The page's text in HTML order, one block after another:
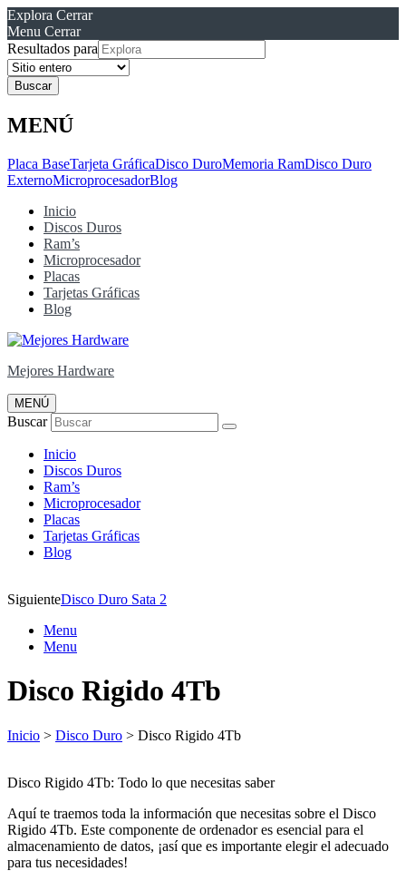
Explora Cerrar
Menu Cerrar
Resultados para
MENÚ
Placa BaseTarjeta GráficaDisco DuroMemoria RamDisco Duro
ExternoMicroprocesadorBlog
Inicio
Discos Duros
Ram’s
Microprocesador
Placas
Tarjetas Gráficas
Blog
Mejores Hardware
MENÚ
Buscar
Inicio
Discos Duros
Ram’s
Microprocesador
Placas
Tarjetas Gráficas
Blog
SiguienteDisco Duro Sata 2
Menu
Menu
Disco Rigido 4Tb
Inicio > Disco Duro > Disco Rigido 4Tb
Disco Rigido 4Tb: Todo lo que necesitas saber
Aquí te traemos toda la información que necesitas sobre el Disco
Rigido 4Tb. Este componente de ordenador es esencial para el
almacenamiento de datos, ¡así que es importante elegir el adecuado
para tus necesidades!